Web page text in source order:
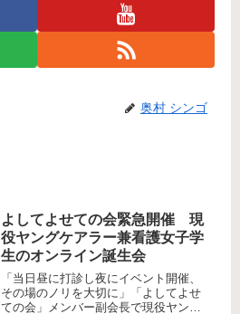
奥村 シンゴ
よしてよせての会緊急開催 現
役ヤングケアラー兼看護女子学
生のオンライン誕生会
「当日昼に打診し夜にイベント開催、
その場のノリを大切に」「よしてよせ
ての会」メンバー副会長で現役ヤング